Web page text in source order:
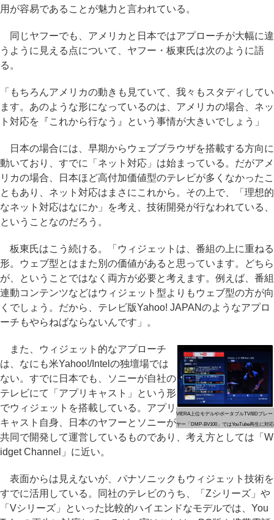
用が容易であることが魅力と言われている。
同じヤフーでも、アメリカと日本ではアプローチが大幅に違
うように見える点について、ヤフー・板東氏は次のように語
る。
「もちろんアメリカの動きも見ていて、我々もスタディしてい
ます。あのような形になっているのは、アメリカの場合、ネッ
ト対応を『これから行なう』という事情が大きいでしょう」
日本の場合には、早期からウェブブラウザを搭載する方向に
動いており、すでに「ネット対応」は始まっている。だがアメ
リカの場合、日本ほど高付加価値型のテレビが多くなかったこ
ともあり、ネット対応はまさにこれから。その上で、「理想的
なネット対応はなにか」を考え、技術開発が行なわれている、
ということなのだろう。
板東氏はこう続ける。「ウィジェットは、番組の上に重ねる
形。ウェブ型とはまた別の価値があると思っています。どちら
が、ということではなく両方が必要と考えます。例えば、番組
連動コンテンツなどはウィジェット型よりもウェブ型の方が向
くでしょう。だから、テレビ版Yahoo! JAPANのようなアプロ
ーチもやらねばならないんです」。
VIERA上位モデルやポータブルTV/BDプレー
ヤー「DMP-BV100」ではYouTube再生に対応
また、ウィジェット的なアプローチ
は、なにも米Yahoo!/Intelの独壇場では
ない。すでに日本でも、ソニーが自社の
テレビにて「アプリキャスト」という形
でウィジェットを搭載している。アプリ
キャスト自身、日本のヤフーとソニーが
共同で開発して運営しているものであり、考え方としては「W
idget Channel」に近い。
表面からは見えないが、パナソニックもウィジェット技術を
すでに活用している。同社のテレビのうち、「Zシリーズ」や
「Vシリーズ」といった比較的ハイエンドなモデルでは、You